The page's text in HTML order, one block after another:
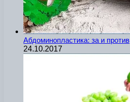
Абдоминопластика: за и против
24.10.2017